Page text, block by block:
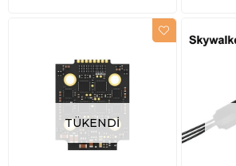
TÜKENDI